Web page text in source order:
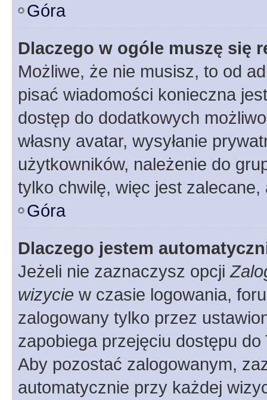
Góra
Dlaczego w ogóle muszę się
Możliwe, że nie musisz, to od
pisać wiadomości konieczna
dostęp do dodatkowych
własny avatar, wysyłanie
użytkowników, należenie do
tylko chwilę, więc jest zalecane,
Góra
Dlaczego jestem
Jeżeli nie zaznaczysz opcji
wizycie w czasie logowania,
zalogowany tylko przez
zapobiega przejęciu dostępu
Aby pozostać zalogowanym,
automatycznie przy każdej